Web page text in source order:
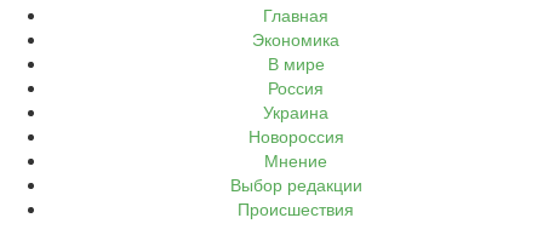
Главная
Экономика
В мире
Россия
Украина
Новороссия
Мнение
Выбор редакции
Происшествия